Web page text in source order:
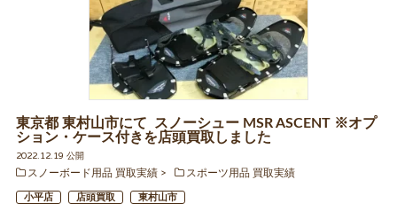
東京都 東村山市にて スノーシュー MSR ASCENT ※オプ
ション・ケース付きを店頭買取しました
2022.12.19 公開
スノーボード用品 買取実績
スポーツ用品 買取実績
小平店 店頭買取 東村山市